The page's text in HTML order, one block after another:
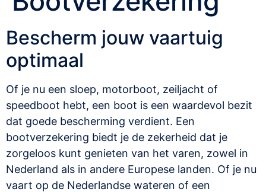
Bescherm jouw vaartuig
optimaal
Of je nu een sloep, motorboot, zeiljacht of
speedboot hebt, een boot is een waardevol bezit
dat goede bescherming verdient. Een
bootverzekering biedt je de zekerheid dat je
zorgeloos kunt genieten van het varen, zowel in
Nederland als in andere Europese landen. Of je nu
vaart op de Nederlandse wateren of een